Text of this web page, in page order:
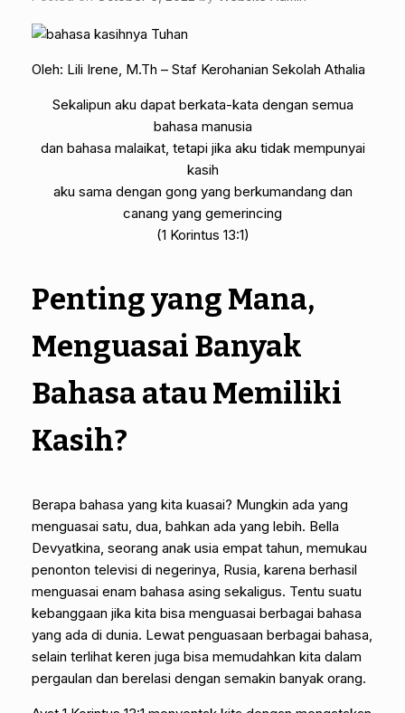
Oleh: Lili Irene, M.Th – Staf Kerohanian Sekolah Athalia
Sekalipun aku dapat berkata-kata dengan semua
bahasa manusia
dan bahasa malaikat, tetapi jika aku tidak mempunyai
kasih
aku sama dengan gong yang berkumandang dan
canang yang gemerincing
(1 Korintus 13:1)
Penting yang Mana,
Menguasai Banyak
Bahasa atau Memiliki
Kasih?
Berapa bahasa yang kita kuasai? Mungkin ada yang
menguasai satu, dua, bahkan ada yang lebih. Bella
Devyatkina, seorang anak usia empat tahun, memukau
penonton televisi di negerinya, Rusia, karena berhasil
menguasai enam bahasa asing sekaligus. Tentu suatu
kebanggaan jika kita bisa menguasai berbagai bahasa
yang ada di dunia. Lewat penguasaan berbagai bahasa,
selain terlihat keren juga bisa memudahkan kita dalam
pergaulan dan berelasi dengan semakin banyak orang.